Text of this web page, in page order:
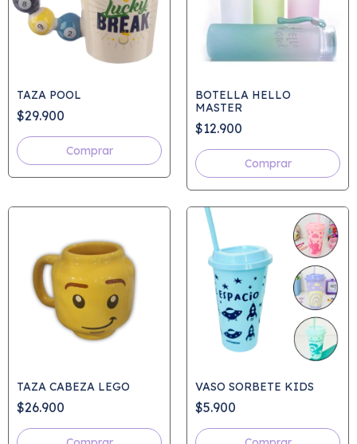
TAZA POOL
$29.900
BOTELLA HELLO
MASTER
$12.900
Comprar
TAZA CABEZA LEGO
$26.900
VASO SORBETE KIDS
$5.900